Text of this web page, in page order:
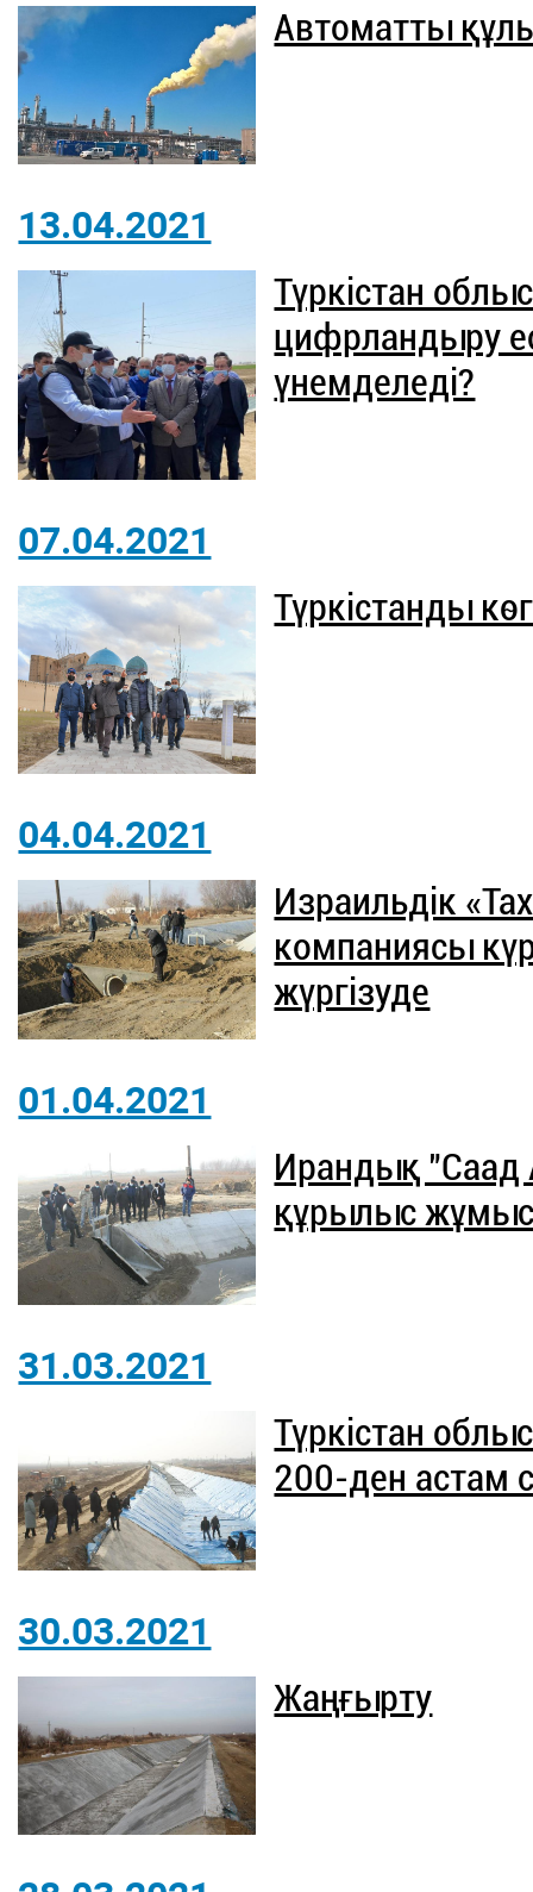
Автоматты
13.04.2021
Түркістан
цифрландыру
үнемделеді?
07.04.2021
Түркістанды
04.04.2021
Израильдік
компаниясы
жүргізуде
01.04.2021
Ирандық "Саад
құрылыс
31.03.2021
Түркістан
200-ден астам
30.03.2021
Жаңғырту